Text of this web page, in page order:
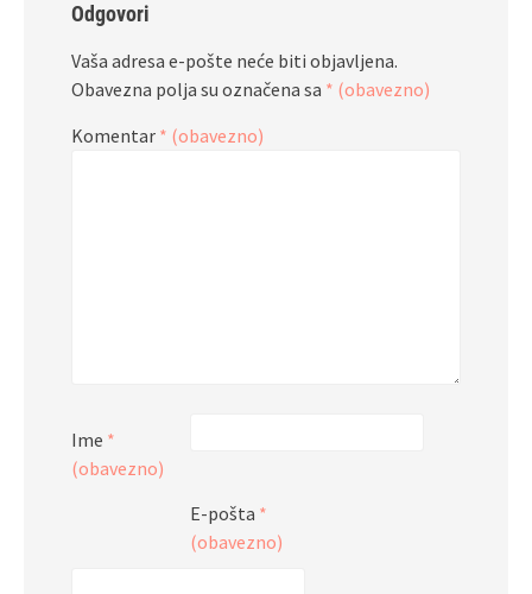
Odgovori
Vaša adresa e-pošte neće biti objavljena.
Obavezna polja su označena sa * (obavezno)
Komentar * (obavezno)
Ime *
(obavezno)
E-pošta *
(obavezno)